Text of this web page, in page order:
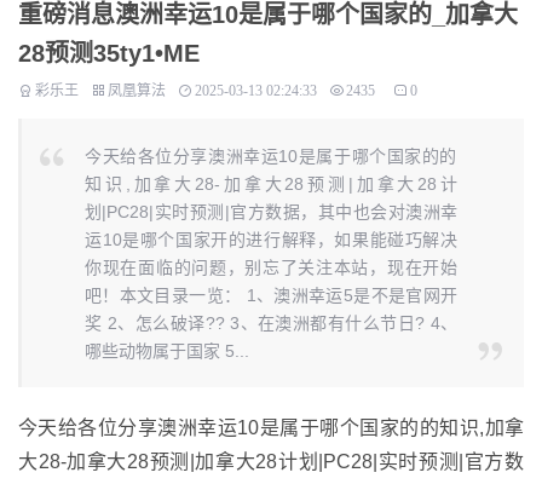
重磅消息澳洲幸运10是属于哪个国家的_加拿大
28预测35ty1 •ME
彩乐王 凤凰算法 2025-03-13 02:24:33 2435 0
今天给各位分享澳洲幸运10是属于哪个国家的的
知识,加拿大28-加拿大28预测|加拿大28计
划|PC28|实时预测|官方数据，其中也会对澳洲幸
运10是哪个国家开的进行解释，如果能碰巧解决
你现在面临的问题，别忘了关注本站，现在开始
吧！本文目录一览： 1、澳洲幸运5是不是官网开
奖 2、怎么破译?? 3、在澳洲都有什么节日? 4、
哪些动物属于国家 5...
今天给各位分享澳洲幸运10是属于哪个国家的的知识,加拿
大28-加拿大28预测|加拿大28计划|PC28|实时预测|官方数